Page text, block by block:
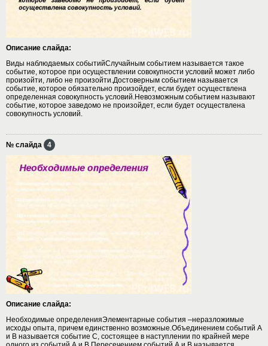
Описание слайда:
Виды наблюдаемых событийСлучайным событием называется такое
событие, которое при осуществлении совокупности условий может либо
произойти, либо не произойти.Достоверным событием называется
событие, которое обязательно произойдет, если будет осуществлена
определенная совокупность условий.Невозможным событием называют
событие, которое заведомо не произойдет, если будет осуществлена
совокупность условий.
№ слайда 4
Описание слайда:
Необходимые определенияЭлементарные события –неразложимые
исходы опыта, причем единственно возможные.Объединением событий А
и В называется событие С, состоящее в наступлении по крайней мере